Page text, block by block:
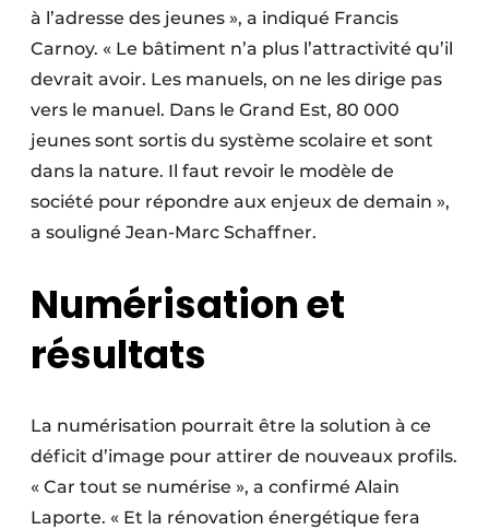
à l’adresse des jeunes », a indiqué Francis
Carnoy. « Le bâtiment n’a plus l’attractivité qu’il
devrait avoir. Les manuels, on ne les dirige pas
vers le manuel. Dans le Grand Est, 80 000
jeunes sont sortis du système scolaire et sont
dans la nature. Il faut revoir le modèle de
société pour répondre aux enjeux de demain »,
a souligné Jean-Marc Schaffner.
Numérisation et
résultats
La numérisation pourrait être la solution à ce
déficit d’image pour attirer de nouveaux profils.
« Car tout se numérise », a confirmé Alain
Laporte. « Et la rénovation énergétique fera